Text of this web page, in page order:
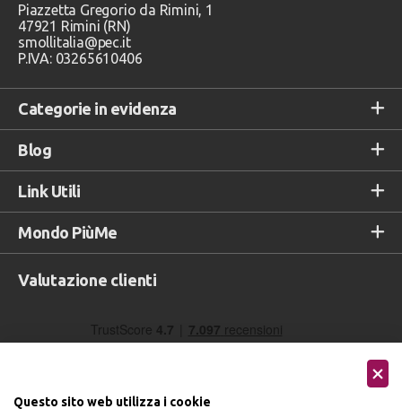
Categorie in evidenza
Blog
Link Utili
Mondo PiùMe
Piazzetta Gregorio da Rimini, 1
47921 Rimini (RN)
smollitalia@pec.it
P.IVA: 03265610406
Valutazione clienti
Questo sito web utilizza i cookie